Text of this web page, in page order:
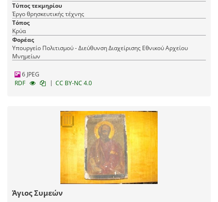
Τύπος τεκμηρίου
Έργο θρησκευτικής τέχνης
Τόπος
Κρύα
Φορέας
Υπουργείο Πολιτισμού - Διεύθυνση Διαχείρισης Εθνικού Αρχείου
Μνημείων
6 JPEG
RDF
| CC BY-NC 4.0
Άγιος Συμεών